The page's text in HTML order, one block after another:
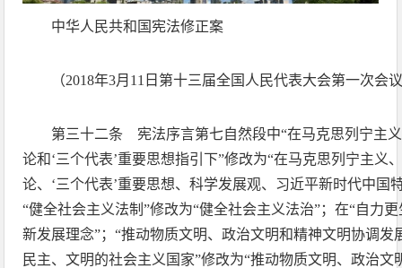
中华人民共和国宪法修正案
（2018年3月11日第十三届全国人民代表大会第一次会
第三十二条 宪法序言第七自然段中“在马克思列宁主
论和‘三个代表’重要思想指引下”修改为“在马克思列宁主义
论、‘三个代表’重要思想、科学发展观、习近平新时代中国
“健全社会主义法制”修改为“健全社会主义法治”；在“自力
新发展理念”；“推动物质文明、政治文明和精神文明协调发
民主、文明的社会主义国家”修改为“推动物质文明、政治